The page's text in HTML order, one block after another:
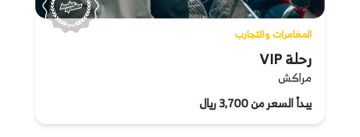
المغامرات والتجارب
رحلة VIP
مراكش
يبدأ السعر من 3,700 ريال